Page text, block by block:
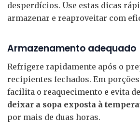
desperdícios. Use estas dicas
armazenar e reaproveitar com
Armazenamento adequado
Refrigere rapidamente após o
recipientes fechados. Em
facilita o reaquecimento e evita
deixar a sopa exposta à
por mais de duas horas.